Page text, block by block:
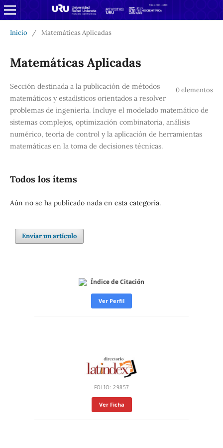
Inicio / Matemáticas Aplicadas
Matemáticas Aplicadas
0 elementos
Sección destinada a la publicación de métodos
matemáticos y estadísticos orientados a resolver
problemas de ingeniería. Incluye el modelado matemático de
sistemas complejos, optimización combinatoria, análisis
numérico, teoría de control y la aplicación de herramientas
matemáticas en la toma de decisiones técnicas.
Todos los ítems
Aún no se ha publicado nada en esta categoría.
Enviar un artículo
Índice de Citación
Ver Perfil
FOLIO: 29857
Ver Ficha